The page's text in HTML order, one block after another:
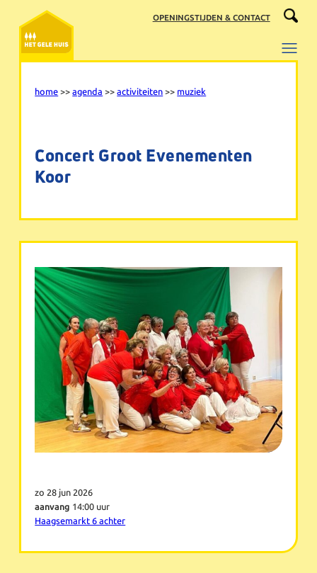
naar
inhoud
OPENINGSTIJDEN & CONTACT
home >>agenda >>activiteiten >> muziek
Concert Groot Evenementen
Koor
zo 28 jun 2026
aanvang 14:00 uur
Haagsemarkt 6 achter